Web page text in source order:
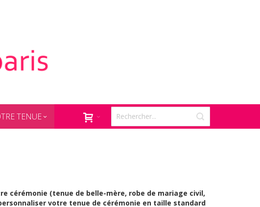
TENUE
cérémonie (tenue de belle-mère, robe de mariage civil,
votre tenue de cérémonie en taille standard